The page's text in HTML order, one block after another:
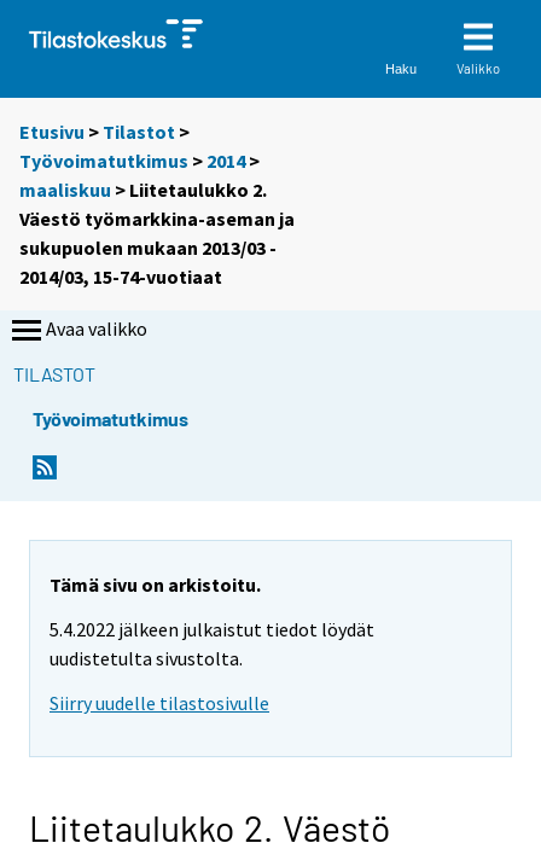
Haku Valikko
Etusivu > Tilastot >
Työvoimatutkimus > 2014>
maaliskuu > Liitetaulukko 2.
Väestö työmarkkina-aseman ja
sukupuolen mukaan 2013/03 -
2014/03, 15-74-vuotiaat
Avaa valikko
TILASTOT
Työvoimatutkimus
Tämä sivu on arkistoitu.
5.4.2022 jälkeen julkaistut tiedot löydät
uudistetulta sivustolta.
Siirry uudelle tilastosivulle
Liitetaulukko 2. Väestö